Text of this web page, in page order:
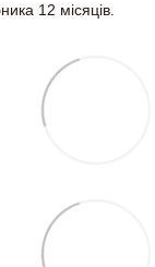
12 місяців.